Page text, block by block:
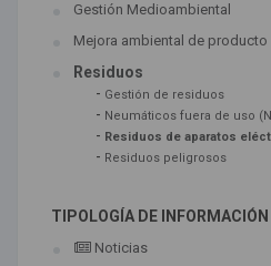
Gestión Medioambiental
Mejora ambiental de producto
Residuos
- Gestión de residuos
- Neumáticos fuera de uso
- Residuos de aparatos
- Residuos peligrosos
TIPOLOGÍA DE INFORMACIÓN
Noticias